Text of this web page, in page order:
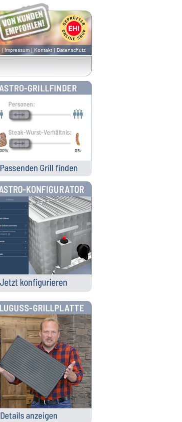
| Impressum| Kontakt| Datenschutz